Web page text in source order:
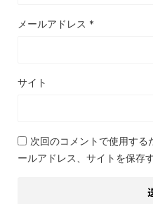
メールアドレス *
サイト
次回のコメントで使用する
ールアドレス、サイトを保存す